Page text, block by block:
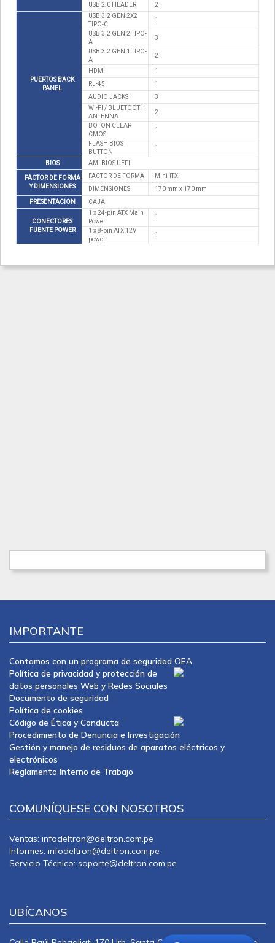
USB 2.0 HEADER 2
PUERTOS BACK
PANEL
USB 3.2 GEN 2X2
TIPO-C
1
USB 3.2 GEN 2 TIPO-
A
3
USB 3.2 GEN 1 TIPO-
A
2
HDMI
1
RJ-45
1
AUDIO JACKS
3
WI-FI / BLUETOOTH
ANTENNA
2
BOTON CLEAR
CMOS
1
FLASH BIOS
BUTTON
1
BIOS AMI BIOS UEFI
FACTOR DE FORMA
Y DIMENSIONES
FACTOR DE FORMA
Mini-ITX
DIMENSIONES
170 mm x 170 mm
PRESENTACION
CAJA
CONECTORES
FUENTE POWER
1 x 24-pin ATX Main
Power
1
1 x 8-pin ATX 12V
power
1
IMPORTANTE
Contamos con un programa de seguridad OEA
Política de privacidad y protección de
datos personales Web y Redes Sociales
Documento de seguridad
Política de cookies
Código de Ética y Conducta
Procedimiento de Denuncia e Investigación
Gestión y manejo de residuos de aparatos eléctricos y
electrónicos
Reglamento Interno de Trabajo
COMUNÍQUESE CON NOSOTROS
Ventas: infodeltron@deltron.com.pe
Informes: infodeltron@deltron.com.pe
Servicio Técnico: soporte@deltron.com.pe
UBÍCANOS